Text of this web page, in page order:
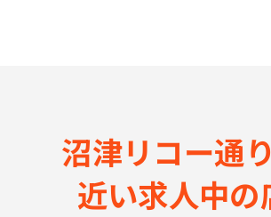
沼津リコー通
近い求⼈中の